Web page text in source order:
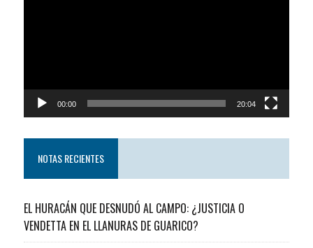
00:00 20:04
NOTAS RECIENTES
EL HURACÁN QUE DESNUDÓ AL CAMPO: ¿JUSTICIA O
VENDETTA EN EL LLANURAS DE GUARICO?